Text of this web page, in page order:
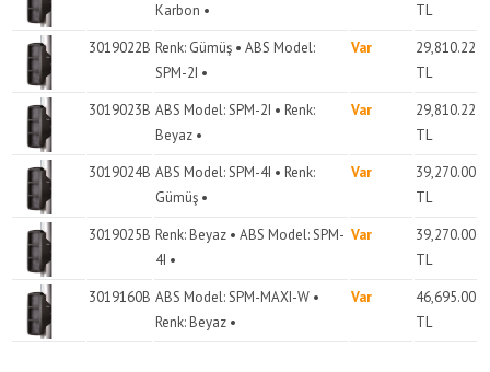
Karbon •
TL
3019022B Renk: Gümüş • ABS Model:
SPM-2I •
Var
29,810.22
TL
3019023B ABS Model: SPM-2I • Renk:
Beyaz •
Var
29,810.22
TL
3019024B ABS Model: SPM-4I • Renk:
Gümüş •
Var
39,270.00
TL
3019025B Renk: Beyaz • ABS Model: SPM-
4I •
Var
39,270.00
TL
3019160B ABS Model: SPM-MAXI-W •
Renk: Beyaz •
Var
46,695.00
TL